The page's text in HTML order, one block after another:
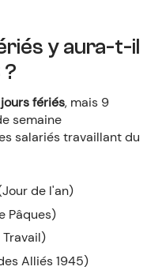
y aura-t-il
fériés, mais 9
semaine
salariés travaillant du
de l'an)
Pâques)
Alliés 1945)